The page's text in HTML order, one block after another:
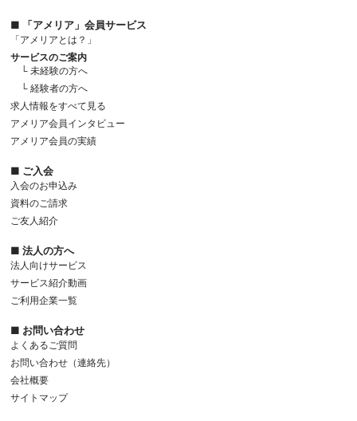
■ 「アメリア」会員サービス
「アメリアとは？」
サービスのご案内
└ 未経験の方へ
└ 経験者の方へ
求人情報をすべて見る
アメリア会員インタビュー
アメリア会員の実績
■ ご入会
入会のお申込み
資料のご請求
ご友人紹介
■ 法人の方へ
法人向けサービス
サービス紹介動画
ご利用企業一覧
■ お問い合わせ
よくあるご質問
お問い合わせ（連絡先）
会社概要
サイトマップ